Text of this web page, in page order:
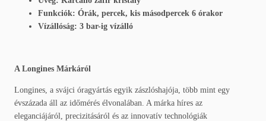
Funkciók: Órák, percek, kis másodpercek 6 órakor
Vízállóság: 3 bar-ig vízálló
A Longines Márkáról
Longines, a svájci óragyártás egyik zászlóshajója, több mint egy
évszázada áll az időmérés élvonalában. A márka híres az
eleganciájáról, precizitásáról és az innovatív technológiák